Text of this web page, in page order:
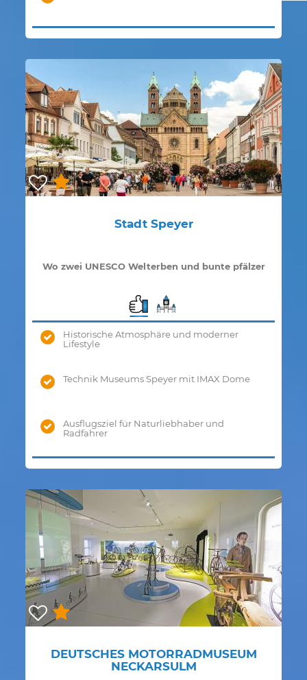
Stadt Speyer
Wo zwei UNESCO Welterben und bunte pfälzer
Historische Atmosphäre und moderner
Lifestyle
Technik Museums Speyer mit IMAX Dome
Ausflugsziel für Naturliebhaber und
Radfahrer
DEUTSCHES MOTORRADMUSEUM
NECKARSULM